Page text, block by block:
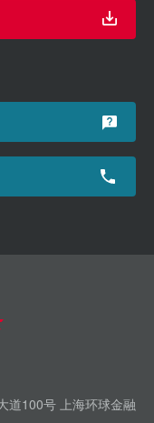
道100号 上海环球金融